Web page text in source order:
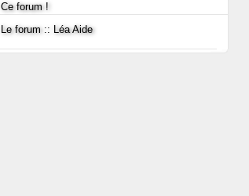
Ce forum !
Le forum :: Léa Aide